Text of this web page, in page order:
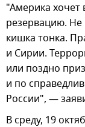
"Америка хочет
резервацию. Не
кишка тонка.
и Сирии.
или поздно
и по
России", —
В среду, 19